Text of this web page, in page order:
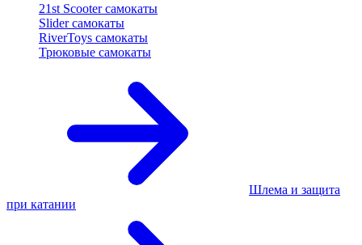
21st Scooter самокаты
Slider самокаты
RiverToys самокаты
Трюковые самокаты
Шлема и защита
при катании